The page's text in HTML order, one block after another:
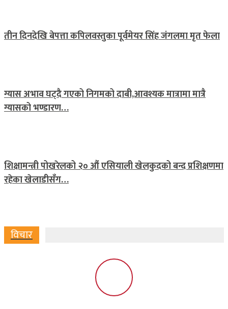
तीन दिनदेखि बेपत्ता कपिलवस्तुका पूर्वमेयर सिंह जंगलमा मृत फेला
ग्यास अभाव घट्दै गएको निगमको दाबी,आवश्यक मात्रामा मात्रै
ग्यासको भण्डारण…
शिक्षामन्त्री पोखरेलको २० औं एसियाली खेलकुदको बन्द प्रशिक्षणमा
रहेका खेलाडीसँग…
विचार